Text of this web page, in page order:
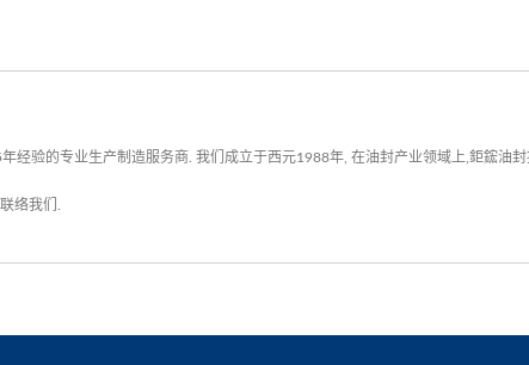
经验的专业生产制造服务商. 我们成立于西元1988年, 在油封产业领域上,鉅鋐油
络我们